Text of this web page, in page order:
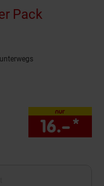
Pack
nur
16.–*